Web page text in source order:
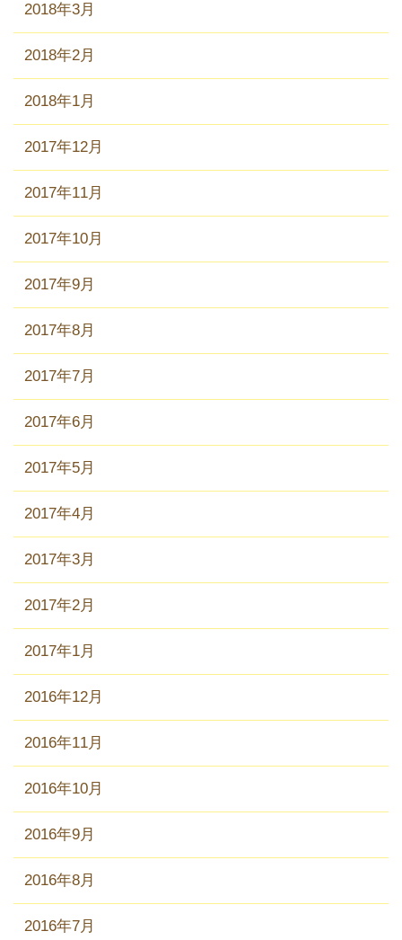
2018年3月
2018年2月
2018年1月
2017年12月
2017年11月
2017年10月
2017年9月
2017年8月
2017年7月
2017年6月
2017年5月
2017年4月
2017年3月
2017年2月
2017年1月
2016年12月
2016年11月
2016年10月
2016年9月
2016年8月
2016年7月